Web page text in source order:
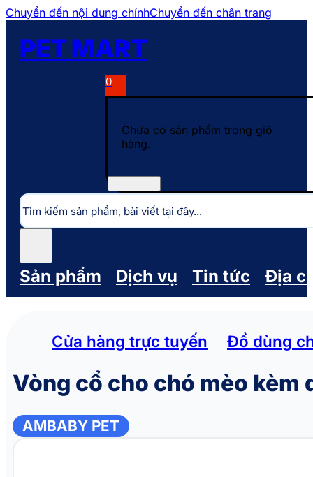
Chuyển đến nội dung chínhChuyển đến chân trang
PET MART
Tìm
kiếm
0
Chưa có sản phẩm trong giỏ
hàng.
Sản phẩm Dịch vụ Tin tức Địa
Cửa hàng trực tuyến Đồ dùng
Vòng cổ cho chó mèo kèm
AMBABY PET